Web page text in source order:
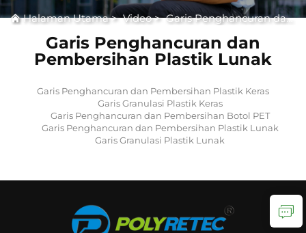
Halaman Utama>Video>Garis Penghancuran dan Pembersihan Plastik Lunak
Garis Penghancuran dan
Pembersihan Plastik Lunak
Garis Penghancuran dan Pembersihan Plastik Keras
Garis Granulasi Plastik Keras
Garis Penghancuran dan Pembersihan Botol PET
Garis Penghancuran dan Pembersihan Plastik Lunak
Garis Granulasi Plastik Lunak